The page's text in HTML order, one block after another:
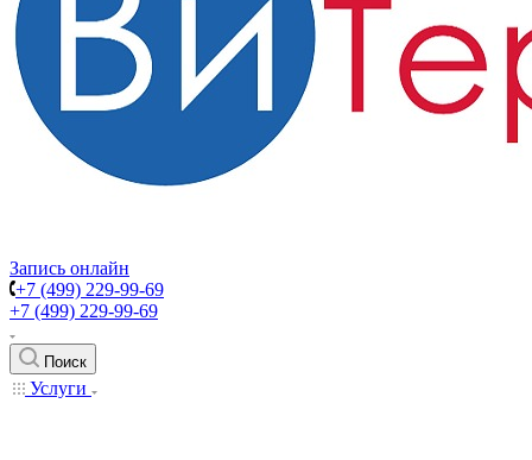
Запись онлайн
+7 (499) 229-99-69
+7 (499) 229-99-69
Поиск
Услуги